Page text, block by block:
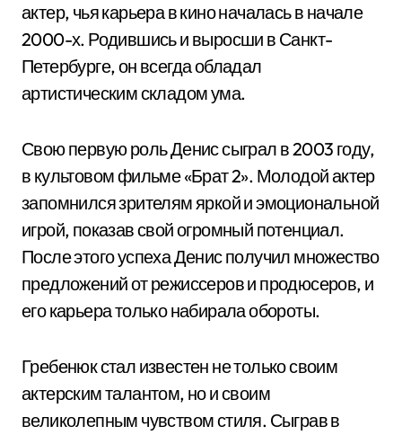
актер, чья карьера в кино началась в начале
2000-х. Родившись и выросши в Санкт-
Петербурге, он всегда обладал
артистическим складом ума.
Свою первую роль Денис сыграл в 2003 году,
в культовом фильме «Брат 2». Молодой актер
запомнился зрителям яркой и эмоциональной
игрой, показав свой огромный потенциал.
После этого успеха Денис получил множество
предложений от режиссеров и продюсеров, и
его карьера только набирала обороты.
Гребенюк стал известен не только своим
актерским талантом, но и своим
великолепным чувством стиля. Сыграв в